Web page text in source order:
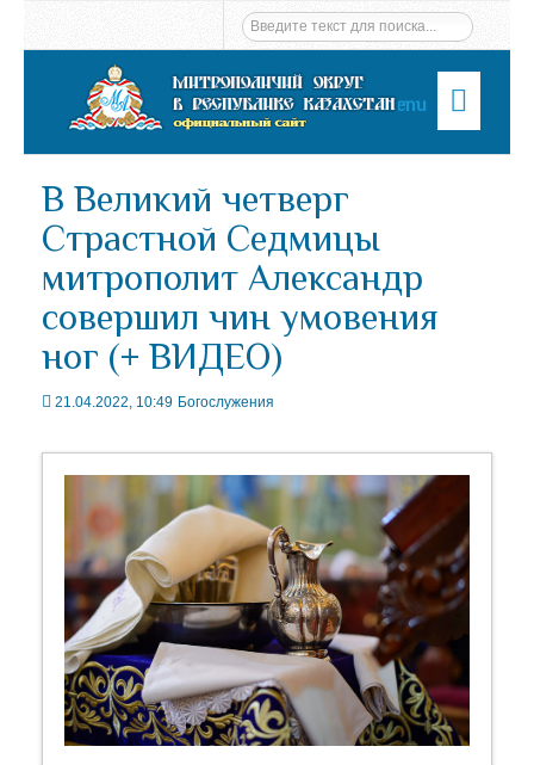
Menu
В Великий четверг
Страстной Седмицы
митрополит Александр
совершил чин умовения
ног (+ ВИДЕО)
21.04.2022, 10:49 Богослужения